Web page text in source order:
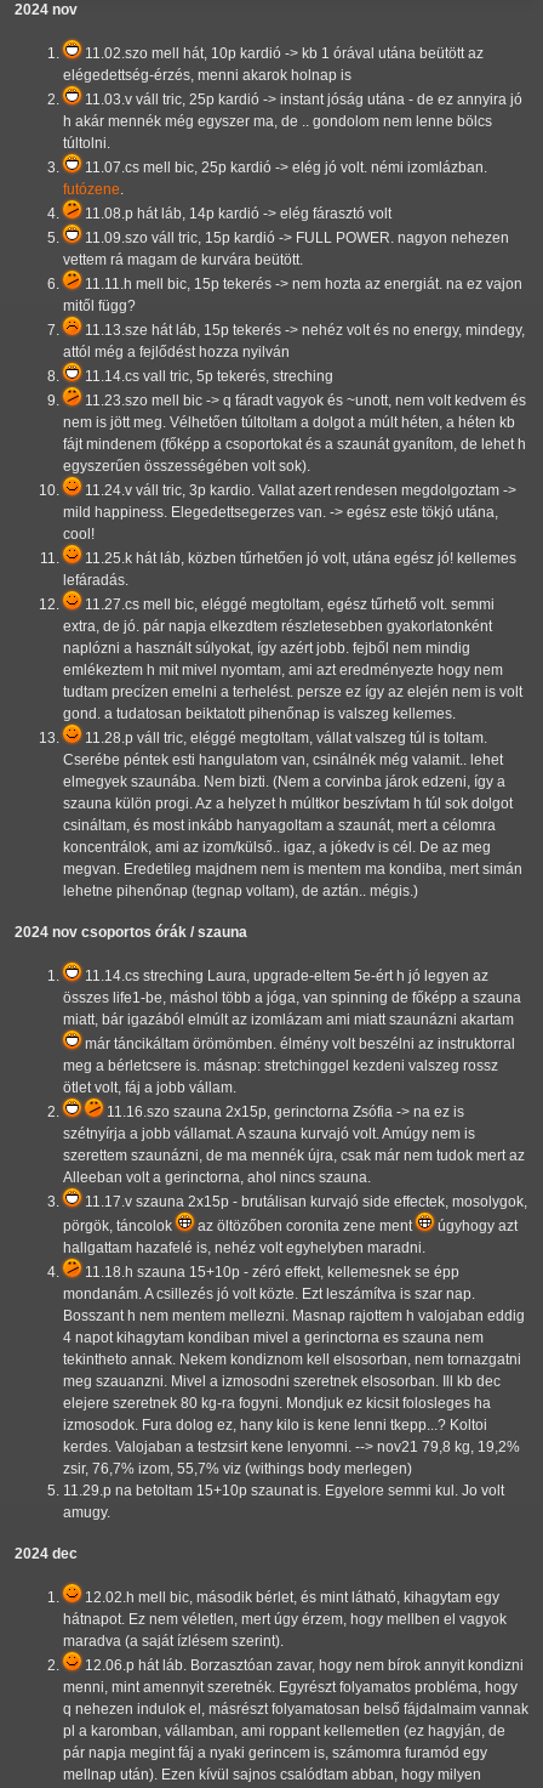
2024 nov
11.02.szo mell hát, 10p kardió -> kb 1 órával utána beütött az
elégedettség-érzés, menni akarok holnap is
11.03.v váll tric, 25p kardió -> instant jóság utána - de ez annyira jó
h akár mennék még egyszer ma, de .. gondolom nem lenne bölcs
túltolni.
11.07.cs mell bic, 25p kardió -> elég jó volt. némi izomlázban.
futózene.
11.08.p hát láb, 14p kardió -> elég fárasztó volt
11.09.szo váll tric, 15p kardió -> FULL POWER. nagyon nehezen
vettem rá magam de kurvára beütött.
11.11.h mell bic, 15p tekerés -> nem hozta az energiát. na ez vajon
mitől függ?
11.13.sze hát láb, 15p tekerés -> nehéz volt és no energy, mindegy,
attól még a fejlődést hozza nyilván
11.14.cs vall tric, 5p tekerés, streching
11.23.szo mell bic -> q fáradt vagyok és ~unott, nem volt kedvem és
nem is jött meg. Vélhetően túltoltam a dolgot a múlt héten, a héten kb
fájt mindenem (főképp a csoportokat és a szaunát gyanítom, de lehet h
egyszerűen összességében volt sok).
11.24.v váll tric, 3p kardio. Vallat azert rendesen megdolgoztam ->
mild happiness. Elegedettsegerzes van. -> egész este tökjó utána,
cool!
11.25.k hát láb, közben tűrhetően jó volt, utána egész jó! kellemes
lefáradás.
11.27.cs mell bic, eléggé megtoltam, egész tűrhető volt. semmi
extra, de jó. pár napja elkezdtem részletesebben gyakorlatonként
naplózni a használt súlyokat, így azért jobb. fejből nem mindig
emlékeztem h mit mivel nyomtam, ami azt eredményezte hogy nem
tudtam precízen emelni a terhelést. persze ez így az elején nem is volt
gond. a tudatosan beiktatott pihenőnap is valszeg kellemes.
11.28.p váll tric, eléggé megtoltam, vállat valszeg túl is toltam.
Cserébe péntek esti hangulatom van, csinálnék még valamit.. lehet
elmegyek szaunába. Nem bizti. (Nem a corvinba járok edzeni, így a
szauna külön progi. Az a helyzet h múltkor beszívtam h túl sok dolgot
csináltam, és most inkább hanyagoltam a szaunát, mert a célomra
koncentrálok, ami az izom/külső.. igaz, a jókedv is cél. De az meg
megvan. Eredetileg majdnem nem is mentem ma kondiba, mert simán
lehetne pihenőnap (tegnap voltam), de aztán.. mégis.)
2024 nov csoportos órák / szauna
11.14.cs streching Laura, upgrade-eltem 5e-ért h jó legyen az
összes life1-be, máshol több a jóga, van spinning de főképp a szauna
miatt, bár igazából elmúlt az izomlázam ami miatt szaunázni akartam
már táncikáltam örömömben. élmény volt beszélni az instruktorral
meg a bérletcsere is. másnap: stretchinggel kezdeni valszeg rossz
ötlet volt, fáj a jobb vállam.
11.16.szo szauna 2x15p, gerinctorna Zsófia -> na ez is
szétnyírja a jobb vállamat. A szauna kurvajó volt. Amúgy nem is
szerettem szaunázni, de ma mennék újra, csak már nem tudok mert az
Alleeban volt a gerinctorna, ahol nincs szauna.
11.17.v szauna 2x15p - brutálisan kurvajó side effectek, mosolygok,
pörgök, táncolok
az öltözőben coronita zene ment
úgyhogy azt
hallgattam hazafelé is, nehéz volt egyhelyben maradni.
11.18.h szauna 15+10p - zéró effekt, kellemesnek se épp
mondanám. A csillezés jó volt közte. Ezt leszámítva is szar nap.
Bosszant h nem mentem mellezni. Masnap rajottem h valojaban eddig
4 napot kihagytam kondiban mivel a gerinctorna es szauna nem
tekintheto annak. Nekem kondiznom kell elsosorban, nem tornazgatni
meg szauanzni. Mivel a izmosodni szeretnek elsosorban. Ill kb dec
elejere szeretnek 80 kg-ra fogyni. Mondjuk ez kicsit folosleges ha
izmosodok. Fura dolog ez, hany kilo is kene lenni tkepp...? Koltoi
kerdes. Valojaban a testzsirt kene lenyomni. --> nov21 79,8 kg, 19,2%
zsir, 76,7% izom, 55,7% viz (withings body merlegen)
11.29.p na betoltam 15+10p szaunat is. Egyelore semmi kul. Jo volt
amugy.
2024 dec
12.02.h mell bic, második bérlet, és mint látható, kihagytam egy
hátnapot. Ez nem véletlen, mert úgy érzem, hogy mellben el vagyok
maradva (a saját ízlésem szerint).
12.06.p hát láb. Borzasztóan zavar, hogy nem bírok annyit kondizni
menni, mint amennyit szeretnék. Egyrészt folyamatos probléma, hogy
q nehezen indulok el, másrészt folyamatosan belső fájdalmaim vannak
pl a karomban, vállamban, ami roppant kellemetlen (ez hagyján, de
pár napja megint fáj a nyaki gerincem is, számomra furamód egy
mellnap után). Ezen kívül sajnos csalódtam abban, hogy milyen